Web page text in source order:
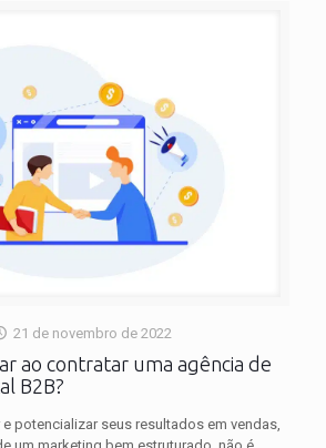
21 de novembro de 2022
ao contratar uma agência de
B2B?
potencializar seus resultados em vendas,